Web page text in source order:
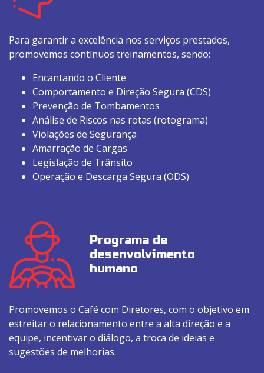
Para garantir a excelência nos serviços prestados,
promovemos contínuos treinamentos, sendo:
Encantando o Cliente
Comportamento e Direção Segura (CDS)
Prevenção de Tombamentos
Análise de Riscos nas rotas (rotograma)
Violações de Segurança
Amarração de Cargas
Legislação de Trânsito
Operação e Descarga Segura (ODS)
Programa de
desenvolvimento
humano
Promovemos o Café com Diretores, com o objetivo em
estreitar o relacionamento entre a alta direção e a
equipe, incentivar o diálogo, a troca de ideias e
sugestões de melhorias.